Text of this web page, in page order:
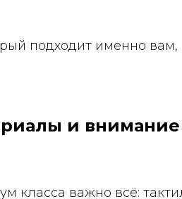
подходит именно вам,
и внимание
класса важно всё: